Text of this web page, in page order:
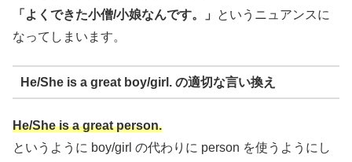
「よくできた小僧/小娘なんです。」
というニュアンスに
なってしまいます。
He/She is a great boy/girl. の適切な言い換え
He/She is a great person.
というように boy/girl の代わりに person を使うようにし